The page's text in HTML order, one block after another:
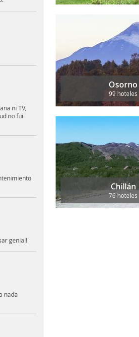
ni TV,
no fui
genial!
nada
Osorno
99 hoteles
Chillán
76 hoteles